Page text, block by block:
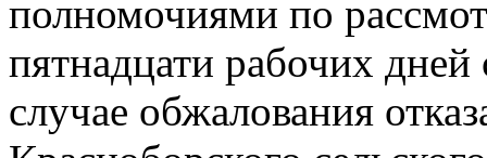
полномочиями по
пятнадцати рабочих дней
случае обжалования